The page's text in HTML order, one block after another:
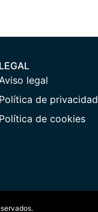
LEGAL
legal
Política de privacidad
Política de cookies